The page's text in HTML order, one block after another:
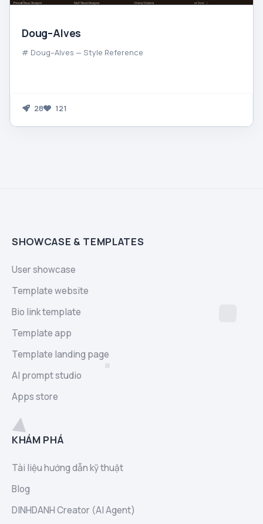
Doug–Alves
# Doug–Alves — Style Reference
28 121
SHOWCASE & TEMPLATES
User showcase
Template website
Bio link template
Template app
Template landing page
AI prompt studio
Apps store
KHÁM PHÁ
Tài liệu hướng dẫn kỹ thuật
Blog
DINHDANH Creator (AI Agent)